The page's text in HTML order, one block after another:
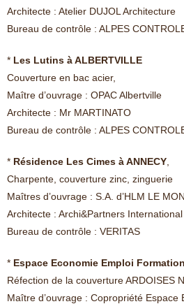
Architecte : Atelier DUJOL Architecture
Bureau de contrôle : ALPES
* Les Lutins à ALBERTVILLE
Couverture en bac acier,
Maître d’ouvrage : OPAC Albertville
Architecte : Mr MARTINATO
Bureau de contrôle : ALPES
* Résidence Les Cimes à ANNECY
Charpente, couverture zinc, zinguerie
Maîtres d’ouvrage : S.A. d’HLM LE
Architecte : Archi&Partners International
Bureau de contrôle : VERITAS
* Espace Economie Emploi
Réfection de la couverture ARDOISES
Maître d’ouvrage : Copropriété Espace